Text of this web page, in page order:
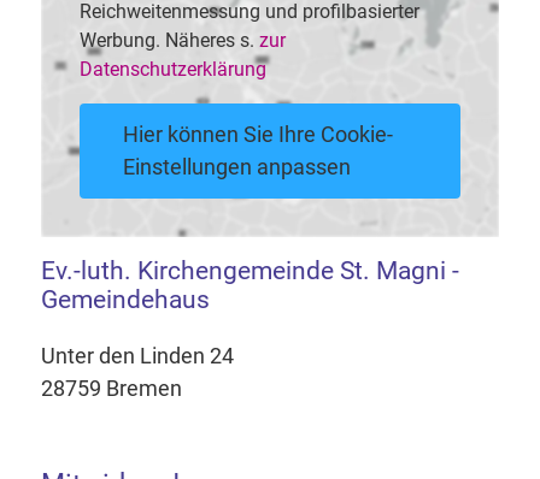
Reichweitenmessung und profilbasierter
Werbung. Näheres s. zur
Datenschutzerklärung
Hier können Sie Ihre Cookie-
Einstellungen anpassen
Ev.-luth. Kirchengemeinde St. Magni -
Gemeindehaus
Unter den Linden 24
28759 Bremen